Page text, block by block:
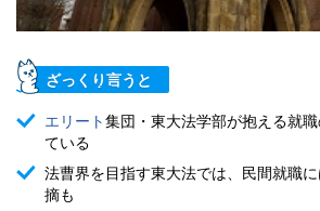
ざっくり言うと
エリート集団・東大法学部が抱える就
ている
法曹界を目指す東大法では、民間就職
摘も